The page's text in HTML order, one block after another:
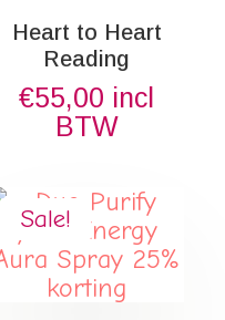
Heart to Heart
Reading
€55,00 incl
BTW
Sale!